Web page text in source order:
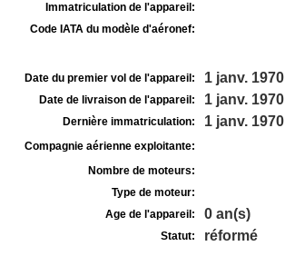
Immatriculation de l'appareil:
Code IATA du modèle d'aéronef:
Date du premier vol de l'appareil: 1 janv. 1970
Date de livraison de l'appareil: 1 janv. 1970
Dernière immatriculation: 1 janv. 1970
Compagnie aérienne exploitante:
Nombre de moteurs:
Type de moteur:
Age de l'appareil:
0 an(s)
Statut: réformé